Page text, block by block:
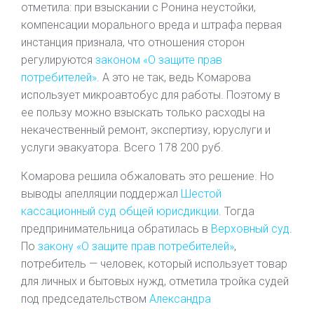
отметила: при взыскании с Ронина неустойки,
компенсации морального вреда и штрафа первая
инстанция признала, что отношения сторон
регулируются законом «О защите прав
потребителей». А это не так, ведь Комарова
использует микроавтобус для работы. Поэтому в
ее пользу можно взыскать только расходы на
некачественный ремонт, экспертизу, юруслуги и
услуги эвакуатора. Всего 178 200 руб.
Комарова решила обжаловать это решение. Но
выводы апелляции поддержал Шестой
кассационный суд общей юрисдикции. Тогда
предпринимательница обратилась в Верховный суд.
По закону «О защите прав потребителей»,
потребитель — человек, который использует товар
для личных и бытовых нужд, отметила тройка судей
под председательством Александра